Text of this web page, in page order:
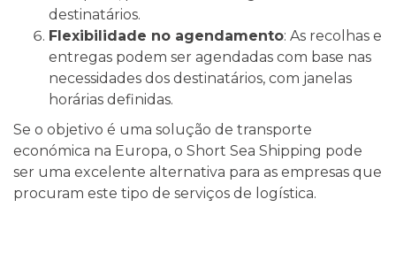
destinatários.
Flexibilidade no agendamento: As recolhas e
entregas podem ser agendadas com base nas
necessidades dos destinatários, com janelas
horárias definidas.
Se o objetivo é uma solução de transporte
económica na Europa, o Short Sea Shipping pode
ser uma excelente alternativa para as empresas que
procuram este tipo de serviços de logística.